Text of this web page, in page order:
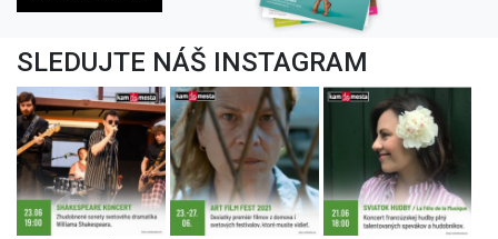
SLEDUJTE NÁŠ INSTAGRAM